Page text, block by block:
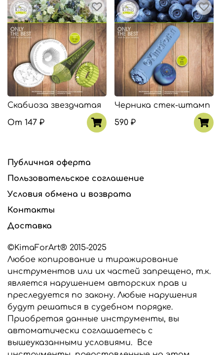
Скабиоза звездчатая
От 147 ₽
Черника стек-штамп
590 ₽
Публичная оферта
Пользовательское соглашение
Условия обмена и возврата
Контакты
Доставка
©KimaForArt® 2015-2025
Любое копирование и тиражирование
инструментов или их частей запрещено, т.к.
является нарушением авторских прав и
преследуется по закону. Любые нарушения
будут решаться в судебном порядке.
Приобретая данные инструменты, вы
автоматически соглашаетесь с
вышеуказанными условиями. Все